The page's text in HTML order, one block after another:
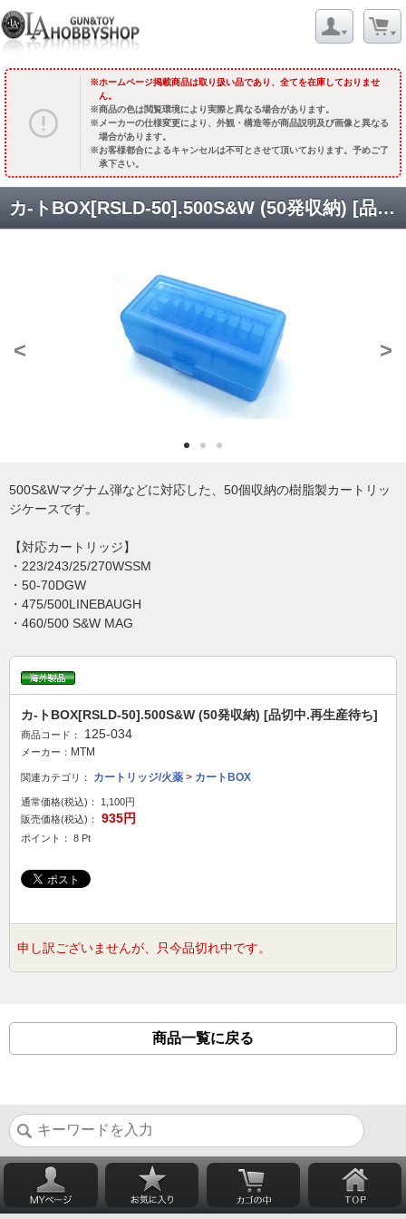
ホームページ掲載商品は取り扱い品であり、全てを在庫しておりませ
ん。
商品の色は閲覧環境により実際と異なる場合があります。
メーカーの仕様変更により、外観・構造等が商品説明及び画像と異なる
場合があります。
お客様都合によるキャンセルは不可とさせて頂いております。予めご了
承下さい。
カ-トBOX[RSLD-50].500S&W (50発収納) [品切中.再生産待ち]
< >
500S&Wマグナム弾などに対応した、50個収納の樹脂製カートリッ
ジケースです。
【対応カートリッジ】
・223/243/25/270WSSM
・50-70DGW
・475/500LINEBAUGH
・460/500 S&W MAG
カ-トBOX[RSLD-50].500S&W (50発収納) [品切中.再生産待ち]
商品コード： 125-034
メーカー： MTM
関連カテゴリ： カートリッジ/火薬 > カートBOX
通常価格(税込)：
1,100円
販売価格(税込)：
935円
ポイント： 8 Pt
申し訳ございませんが、只今品切れ中です。
商品一覧に戻る